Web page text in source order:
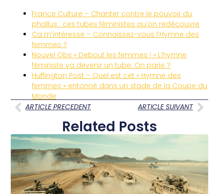
France Culture – Chanter contre le pouvoir du
phallus : ces tubes féministes qu’on redécouvre
Ca m’intéresse – Connaissez-vous l’Hymne des
femmes ?
Nouvel Obs « Debout les femmes ! » L’hymne
féministe va devenir un tube. On parie ?
Huffington Post – Quel est cet « Hymne des
femmes » entonné dans un stade de la Coupe du
Monde
ARTICLE PRECEDENT
ARTICLE SUIVANT
Related Posts